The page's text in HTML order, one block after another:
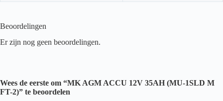
Beoordelingen
Er zijn nog geen beoordelingen.
Wees de eerste om “MK AGM ACCU 12V 35AH (MU-1SLD M
FT-2)” te beoordelen